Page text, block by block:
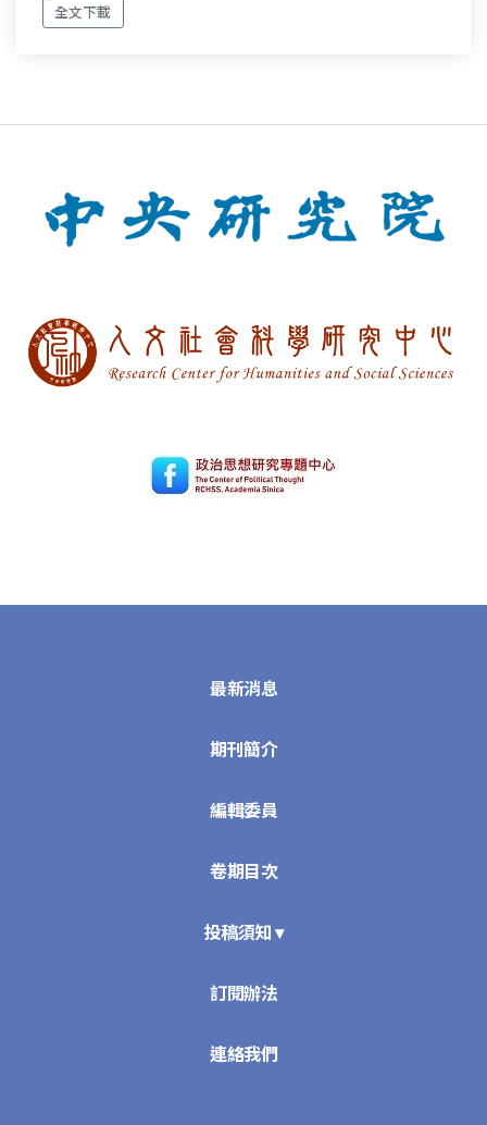
全文下載
最新消息
期刊簡介
編輯委員
卷期目次
投稿須知 ▾
訂閱辦法
連絡我們